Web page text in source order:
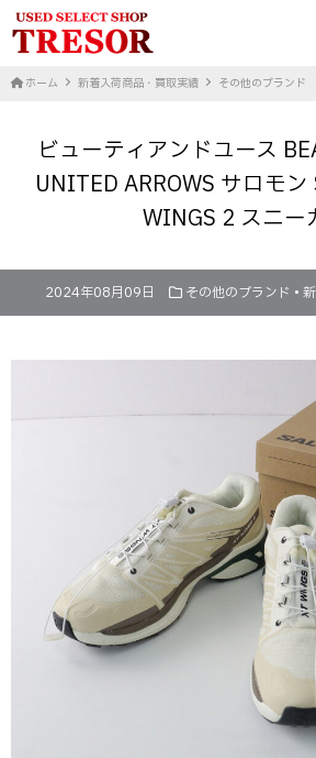
ホーム 新着入荷商品・買取実績 その他のブランド
ビューティアンドユース
UNITED ARROWS サロモン
WINGS 2 スニー
2024年08月09日 その他のブランド •